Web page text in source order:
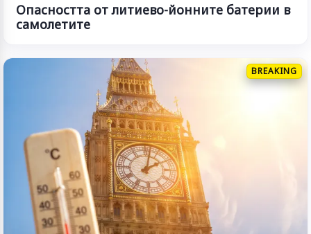
Опасността от литиево-йонните батерии в
самолетите
BREAKING